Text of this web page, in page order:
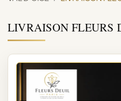
LIVRAISON FLEURS